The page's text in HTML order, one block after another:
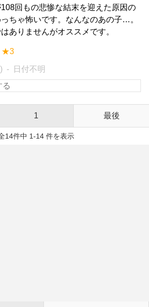
回もの悲惨な結末を迎えた原因の
ちゃ怖いです。なんなのあの子…。
ありませんがオススメです。
★3
日付不明
1 最後
14件中 1-14 件を表示